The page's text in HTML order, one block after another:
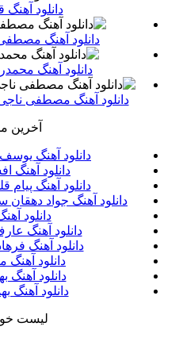
دانلود آهنگ
دانلود آهنگ
دانلود آهنگ
دانلود آهنگ مصطفی
آخرین
دانلود آهنگ
دانلود آهنگ
دانلود آهنگ
دانلود آهنگ جواد
دانلود
دانلود آهنگ
دانلود آهنگ
دانلود آهنگ
دانلود آهنگ
دانلود آهنگ
لیست